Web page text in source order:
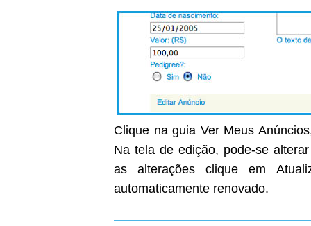
Clique na guia Ver Meus
Na tela de edição, pode-se
as alterações clique em
automaticamente renovado.